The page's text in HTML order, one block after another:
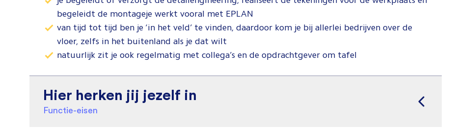
begeleidt de montageje werkt vooral met EPLAN
van tijd tot tijd ben je ‘in het veld’ te vinden, daardoor kom je bij allerlei bedrijven over de
vloer, zelfs in het buitenland als je dat wilt
natuurlijk zit je ook regelmatig met collega’s en de opdrachtgever om tafel
Hier herken jij jezelf in
Functie-eisen